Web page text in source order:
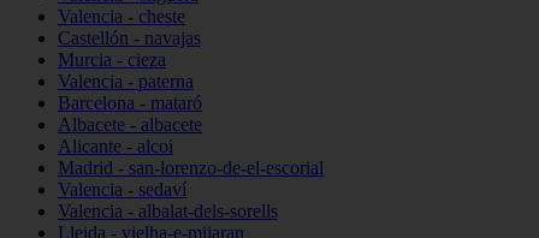
Valencia - cheste
Castellón - navajas
Murcia - cieza
Valencia - paterna
Barcelona - mataró
Albacete - albacete
Alicante - alcoi
Madrid - san-lorenzo-de-el-escorial
Valencia - sedaví
Valencia - albalat-dels-sorells
Lleida - vielha-e-mijaran